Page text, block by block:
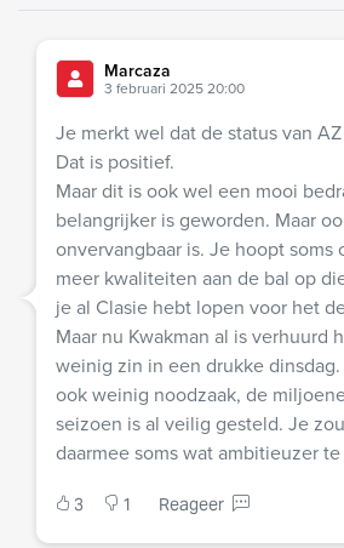
Marcaza
3 februari 2025 20:00
Je merkt wel dat de status van
Dat is positief.
Maar dit is ook wel een mooi
belangrijker is geworden. Maar
onvervangbaar is. Je hoopt soms
meer kwaliteiten aan de bal op
je al Clasie hebt lopen voor het
Maar nu Kwakman al is verhuurd
weinig zin in een drukke
ook weinig noodzaak, de
seizoen is al veilig gesteld. Je
daarmee soms wat ambitieuzer
3 1 Reageer